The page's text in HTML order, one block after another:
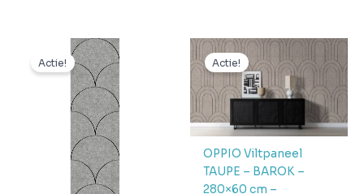
Actie!
Oorspronkelijke
prijs
was:
€44,95.
Huidige
prijs
is:
€36,95.
Actie!
OPPIO Viltpaneel
TAUPE – BAROK –
280×60 cm –
Oorspronkelijke
prijs
was:
€44,95.
Huidige
is:
€36,95.